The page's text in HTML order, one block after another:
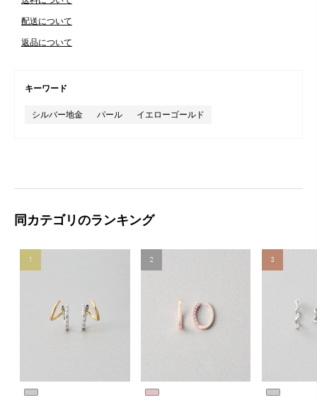
配送について
返品について
キーワード
シルバー地金 パール イエローゴールド
同カテゴリのランキング
1 2 3